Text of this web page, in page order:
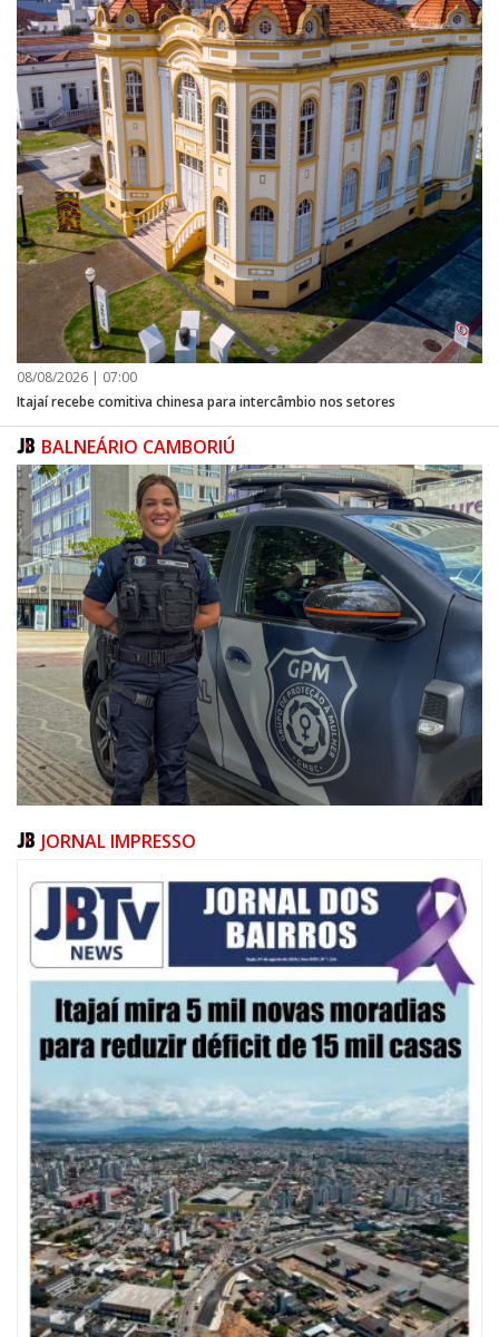
08/08/2026 | 07:00
Itajaí recebe comitiva chinesa para intercâmbio nos setores
BALNEÁRIO CAMBORIÚ
08/08/2026 | 07:00
20 anos da Lei Maria da Penha: mais de 400 mulheres vítimas de violência
doméstica são acompanhadas pela Guarda Municipal
BALNEÁRIO CAMBORIÚ
JORNAL IMPRESSO